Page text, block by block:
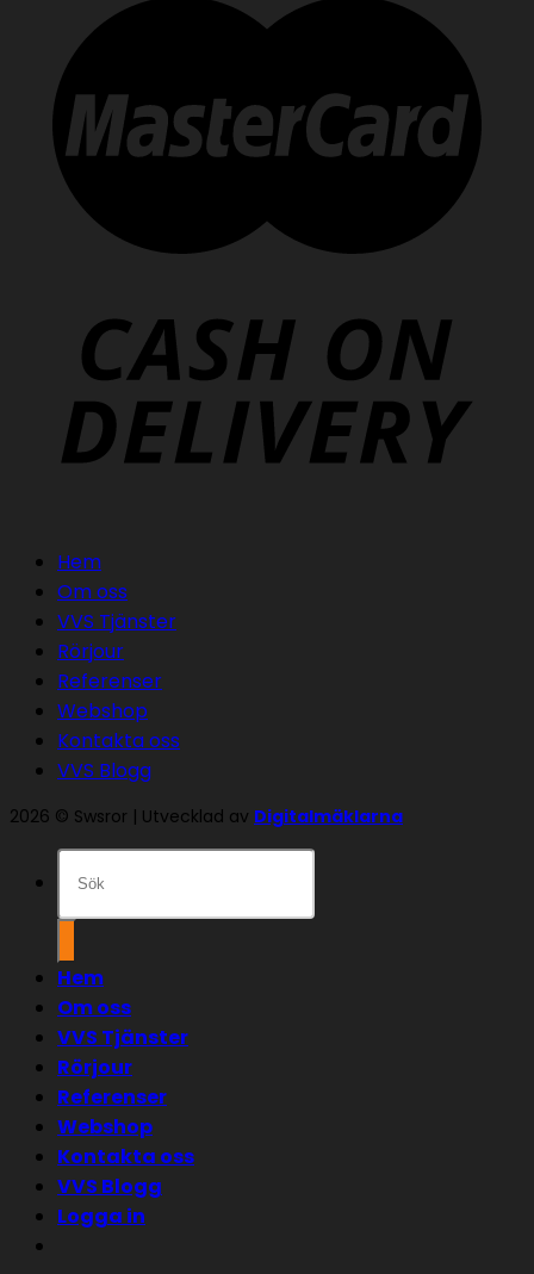
Hem
Om oss
VVS Tjänster
Rörjour
Referenser
Webshop
Kontakta oss
VVS Blogg
2026 © Swsror | Utvecklad av Digitalmäklarna
efter:
Hem
Om oss
VVS Tjänster
Rörjour
Referenser
Webshop
Kontakta oss
VVS Blogg
Logga in